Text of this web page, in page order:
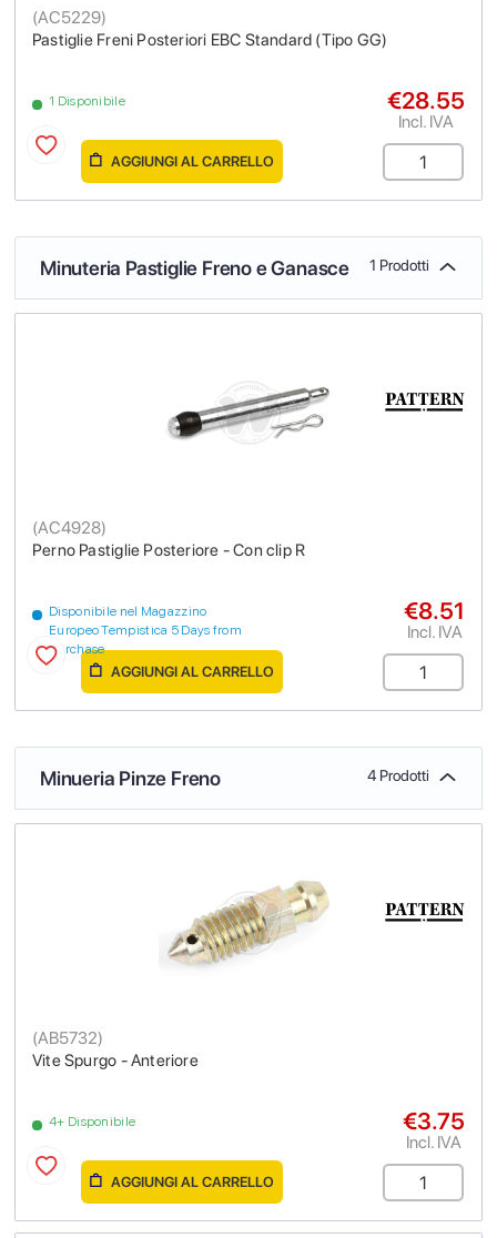
Pastiglie Freni Posteriori EBC Standard (Tipo GG)
(AC5229)
1 Disponibile €28.55
Incl. IVA
AGGIUNGI AL CARRELLO
Minuteria Pastiglie Freno e Ganasce 1 Prodotti
Perno Pastiglie Posteriore - Con clip R
(AC4928)
Disponibile nel Magazzino
Europeo Tempistica 5 Days from
purchase
€8.51
Incl. IVA
AGGIUNGI AL CARRELLO
Minueria Pinze Freno 4 Prodotti
Vite Spurgo - Anteriore
(AB5732)
4+ Disponibile €3.75
Incl. IVA
AGGIUNGI AL CARRELLO